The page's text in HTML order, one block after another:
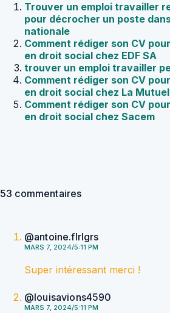
Trouver un emploi travailler
pour décrocher un poste
nationale
Comment rédiger son CV
en droit social chez EDF SA
trouver un emploi travailler
Comment rédiger son CV
en droit social chez La
Comment rédiger son CV
en droit social chez Sacem
53 commentaires
@antoine.flrlgrs
MARS 7, 2024/5:11 PM
Super intéressant merci !
@louisavions4590
MARS 7, 2024/5:11 PM